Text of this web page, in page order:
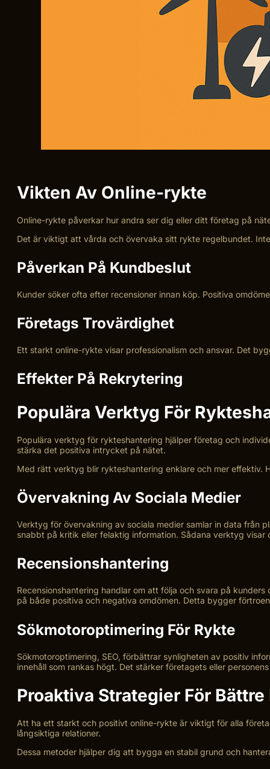
Vikten Av Online-rykte
Online-rykte påverkar hur andra ser dig eller ditt företag på
Det är viktigt att vårda och övervaka sitt rykte regelbundet.
Påverkan På Kundbeslut
Kunder söker ofta efter recensioner innan köp. Positiva
Företags Trovärdighet
Ett starkt online-rykte visar professionalism och ansvar. Det
Effekter På Rekrytering
Populära Verktyg För
Populära verktyg för rykteshantering hjälper företag och
stärka det positiva intrycket på nätet.
Med rätt verktyg blir rykteshantering enklare och mer effektiv.
Övervakning Av Sociala Medier
Verktyg för övervakning av sociala medier samlar in data från
snabbt på kritik eller felaktig information. Sådana verktyg visar
Recensionshantering
Recensionshantering handlar om att följa och svara på
på både positiva och negativa omdömen. Detta bygger
Sökmotoroptimering För Rykte
Sökmotoroptimering, SEO, förbättrar synligheten av positiv
innehåll som rankas högt. Det stärker företagets eller
Proaktiva Strategier För Bättre
Att ha ett starkt och positivt online-rykte är viktigt för alla
långsiktiga relationer.
Dessa metoder hjälper dig att bygga en stabil grund och